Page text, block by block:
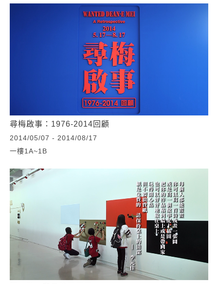
尋梅啟事：1976-2014回顧
2014/05/07 - 2014/08/17
一樓1A~1B